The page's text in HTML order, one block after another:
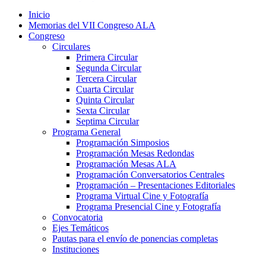
Inicio
Memorias del VII Congreso ALA
Congreso
Circulares
Primera Circular
Segunda Circular
Tercera Circular
Cuarta Circular
Quinta Circular
Sexta Circular
Septima Circular
Programa General
Programación Simposios
Programación Mesas Redondas
Programación Mesas ALA
Programación Conversatorios Centrales
Programación – Presentaciones Editoriales
Programa Virtual Cine y Fotografía
Programa Presencial Cine y Fotografía
Convocatoria
Ejes Temáticos
Pautas para el envío de ponencias completas
Instituciones